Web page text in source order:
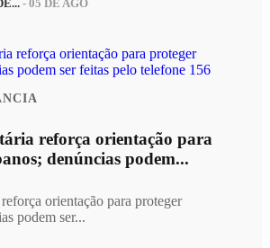
- 05 DE AGO
reforça orientação para
denúncias podem...
orientação para proteger
podem ser...